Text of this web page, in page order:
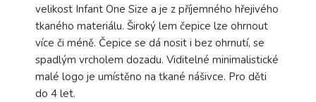
velikost Infant One Size a je z příjemného hřejivého
tkaného materiálu. Široký lem čepice lze ohrnout
více či méně. Čepice se dá nosit i bez ohrnutí, se
spadlým vrcholem dozadu. Viditelné minimalistické
malé logo je umístěno na tkané nášivce. Pro děti
do 4 let.